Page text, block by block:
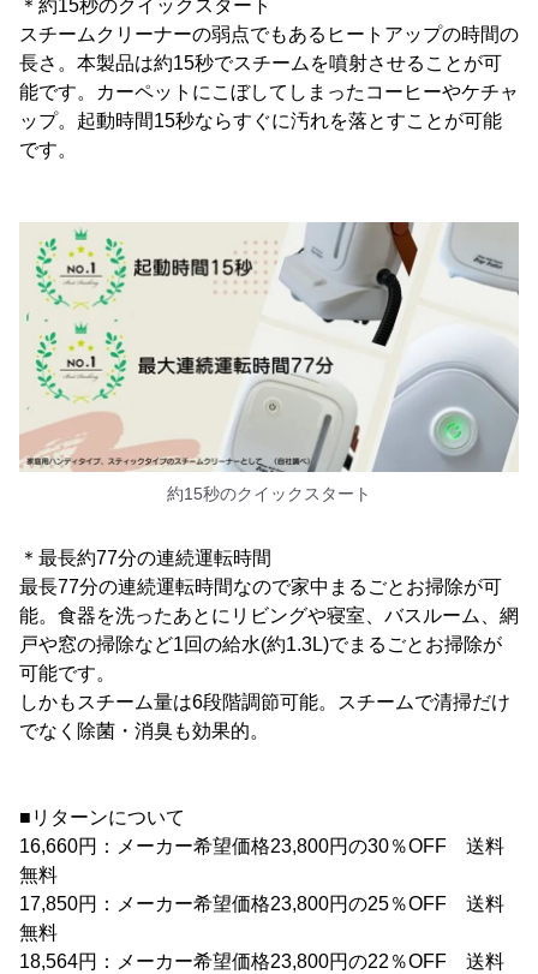
＊約15秒のクイックスタート
スチームクリーナーの弱点でもあるヒートアップの時間の
長さ。本製品は約15秒でスチームを噴射させることが可
能です。カーペットにこぼしてしまったコーヒーやケチャ
ップ。起動時間15秒ならすぐに汚れを落とすことが可能
です。
約15秒のクイックスタート
＊最長約77分の連続運転時間
最長77分の連続運転時間なので家中まるごとお掃除が可
能。食器を洗ったあとにリビングや寝室、バスルーム、網
戸や窓の掃除など1回の給水(約1.3L)でまるごとお掃除が
可能です。
しかもスチーム量は6段階調節可能。スチームで清掃だけ
でなく除菌・消臭も効果的。
■リターンについて
16,660円：メーカー希望価格23,800円の30％OFF 送料
無料
17,850円：メーカー希望価格23,800円の25％OFF 送料
無料
18,564円：メーカー希望価格23,800円の22％OFF 送料